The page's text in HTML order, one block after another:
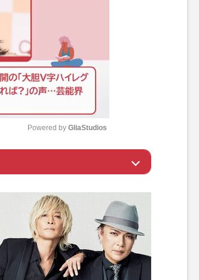
t
e
Powered by GliaStudios
の違い”